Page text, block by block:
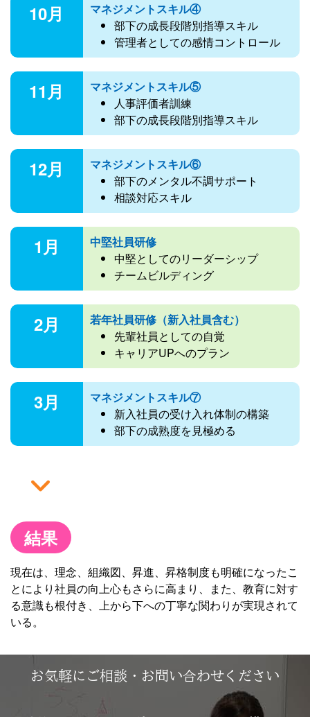
10月
マネジメントスキル④
部下の成長段階別指導スキル
管理者としての感情コントロール
11月
マネジメントスキル⑤
人事評価者訓練
部下の成長段階別指導スキル
12月
マネジメントスキル⑥
部下のメンタル不調サポート
相談対応スキル
1月
中堅社員研修
中堅としてのリーダーシップ
チームビルディング
2月
若年社員研修（新入社員含む）
先輩社員としての自覚
キャリアUPへのプラン
3月
マネジメントスキル⑦
新入社員の受け入れ体制の構築
部下の成熟度を見極める
結果
現在は、理念、組織図、昇進、昇格制度も明確になったこ
とにより社員の向上心もさらに高まり、また、教育に対す
る意識も根付き、上から下への丁寧な関わりが実現されて
いる。
お気軽にご相談・お問い合わせください